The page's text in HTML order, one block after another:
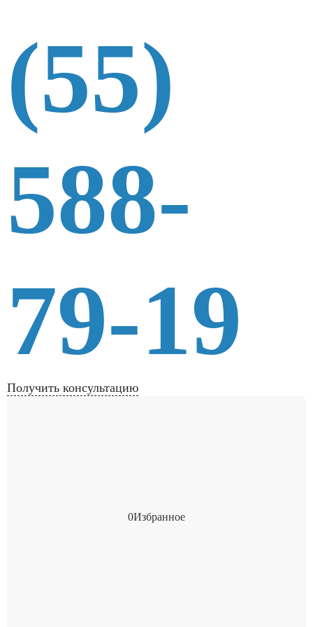
(55)
588-
79-19
Получить консультацию
0Избранное